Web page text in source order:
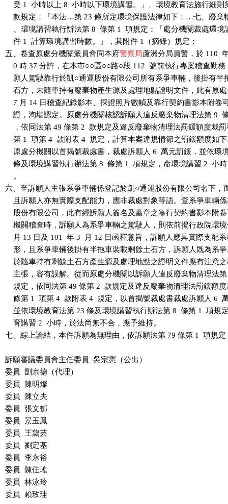
受 1  小時以上 8  小時以下環境講習。」、環境教育法施行細則
款規定：「本法…第 23 條所定環境保護法律如下：…七、廢
、環境講習執行辦法第 8  條第 1  項規定：「處分機關裁處環
    件 1  計算環境講習時數。」，其附件 1（摘錄）規定：
五、卷查原處分機關派員會同本府警察局蘆洲分局員警，於 110
0 時 37 分許，在本市○○區○○路○段 112  號前執行專案稽查勤
願人駕駛靠行於凱○通運股份有限公司所有系爭車輛，後掛有半
石方，未隨車持有廢棄物產生源及處理地點證明文件，此有原處
7 月 14 日稽查紀錄影本、採證照片數幀及靠行契約書影本附卷
證，洵堪認定。原處分機關核認訴願人違反廢棄物清理法第 9
，依同法第 49 條第 2  款規定及違反廢棄物清理法罰鍰額度裁罰
第 1  項第 4  款附表 4  規定，計算本案違規情節之罰鍰額度如
原處分機關以首揭號裁處書，裁處訴願人 6  萬元罰鍰，並依環
條及環境講習執行辦法第 8  條第 1  項規定，命環境講習 2  小
    。
六、至訴願人主張系爭車輛係登記於凱○通運股份有限公司名下，
且訴願人亦無實際支配能力，應非裁處對象等語。查系爭車輛
股份有限公司，此有經訴願人簽名及蓋章之靠行契約書影本附
機關稽查時，訴願人為系爭車輛之駕駛人，則依前揭行政院環境
月 13 日及 101  年 3  月 12 日函釋意旨，訴願人應具實際支配
形，且系爭車輛後掛有半拖車裝載剩餘土石方，訴願人既為系
於隨車持有剩餘土石方產生源及處理地點之證明文件應有注意
主張，容有誤解。從而原處分機關以訴願人違反廢棄物清理法第
規定，依同法第 49 條第 2  款規定及違反廢棄物清理法罰鍰額
條第 1  項第 4  款附表 4  規定，以首揭號裁處書裁處訴願人 6
並依環境教育法第 23 條及環境講習執行辦法第 8  條第 1  項規
    育講習 2  小時，於法尚無不合，應予維持。
七、綜上論結，本件訴願為無理由，依訴願法第 79 條第 1  項規
訴願審議委員會主任委員  吳宗憲（公出）
委員  劉宗德（代理）
委員  陳明燦
委員  陳立夫
委員  張文郁
委員  景玉鳳
委員  王藹芸
委員  劉定基
委員  李永裕
委員  陳佳瑤
委員  林泳玲
委員  賴玫珪